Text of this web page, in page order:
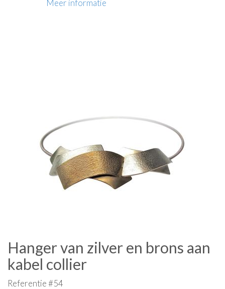
Meer informatie
Hanger van zilver en brons aan
kabel collier
Referentie #54